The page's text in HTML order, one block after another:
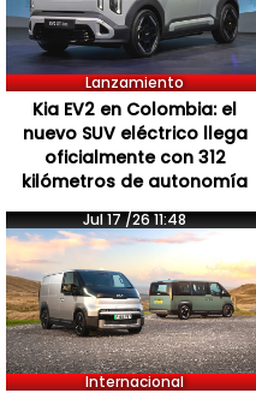
Lanzamiento
Kia EV2 en Colombia: el
nuevo SUV eléctrico llega
oficialmente con 312
kilómetros de autonomía
Jul 17 /26 11:48
Internacional